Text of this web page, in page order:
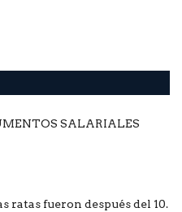
SALARIALES
ratas fueron después del 10.